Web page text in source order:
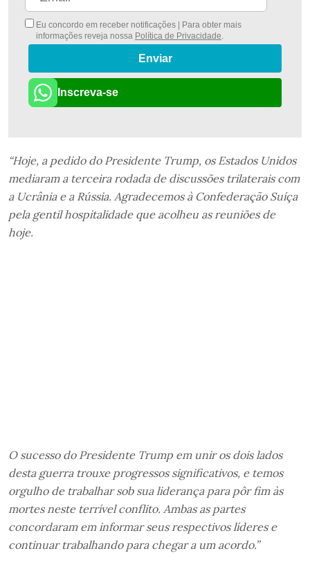
Eu concordo em receber notificações | Para obter mais
informações reveja nossa Política de Privacidade.
Enviar
Inscreva-se
“Hoje, a pedido do Presidente Trump, os Estados Unidos
mediaram a terceira rodada de discussões trilaterais com
a Ucrânia e a Rússia. Agradecemos à Confederação Suíça
pela gentil hospitalidade que acolheu as reuniões de
hoje.
O sucesso do Presidente Trump em unir os dois lados
desta guerra trouxe progressos significativos, e temos
orgulho de trabalhar sob sua liderança para pôr fim às
mortes neste terrível conflito. Ambas as partes
concordaram em informar seus respectivos líderes e
continuar trabalhando para chegar a um acordo.”